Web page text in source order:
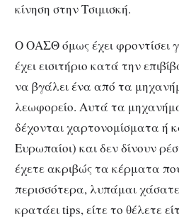
κίνηση στην Τσιμισκή.
Ο ΟΑΣΘ όμως έχει φροντίσει
έχει εισιτήριο κατά την
να βγάλει ένα από τα
λεωφορείο. Αυτά τα
δέχονται χαρτονομίσματα ή
Ευρωπαίοι) και δεν δίνουν
έχετε ακριβώς τα κέρματα
περισσότερα, λυπάμαι
κρατάει tips, είτε το θέλετε